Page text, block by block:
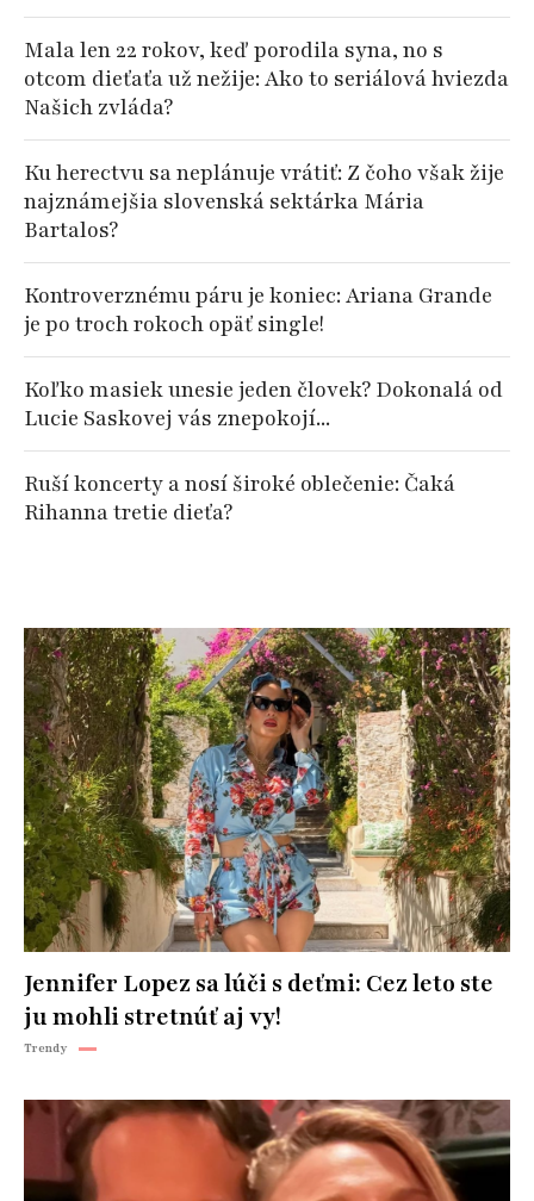
Mala len 22 rokov, keď porodila syna, no s
otcom dieťaťa už nežije: Ako to seriálová hviezda
Našich zvláda?
Ku herectvu sa neplánuje vrátiť: Z čoho však žije
najznámejšia slovenská sektárka Mária
Bartalos?
Kontroverznému páru je koniec: Ariana Grande
je po troch rokoch opäť single!
Koľko masiek unesie jeden človek? Dokonalá od
Lucie Saskovej vás znepokojí...
Ruší koncerty a nosí široké oblečenie: Čaká
Rihanna tretie dieťa?
Jennifer Lopez sa lúči s deťmi: Cez leto ste
ju mohli stretnúť aj vy!
Trendy